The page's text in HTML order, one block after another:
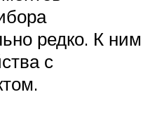
редко. К ним
с